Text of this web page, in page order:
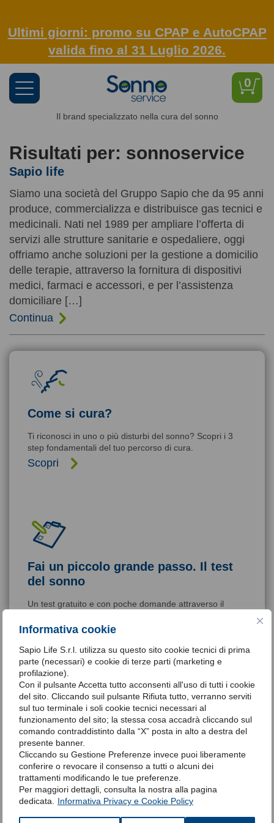
Informativa cookie
Sapio Life S.r.l. utilizza su questo sito cookie tecnici di prima
parte (necessari) e cookie di terze parti (marketing e
profilazione).
Con il pulsante Accetta tutto acconsenti all'uso di tutti i cookie
del sito. Cliccando suil pulsante Rifiuta tutto, verranno serviti
sul tuo terminale i soli cookie tecnici necessari al
funzionamento del sito; la stessa cosa accadrà cliccando sul
comando contraddistinto dalla “X” posta in alto a destra del
presente banner.
Cliccando su Gestione Preferenze invece puoi liberamente
conferire o revocare il consenso a tutti o alcuni dei
trattamenti modificando le tue preferenze.
Per maggiori dettagli, consulta la nostra alla pagina
dedicata.
Informativa Privacy e Cookie Policy
Ultimi giorni: promo su CPAP e AutoCPAP
valida fino al 31 Luglio 2026.
0
Toggle
navigation
Il brand specializzato nella cura del sonno
Risultati per: sonnoservice
Sapio life
Siamo una società del Gruppo Sapio che da 95 anni
produce, commercializza e distribuisce gas tecnici e
medicinali. Nati nel 1989 per ampliare l’offerta di
servizi alle strutture sanitarie e ospedaliere, oggi
offriamo anche soluzioni per la gestione a domicilio
delle terapie, attraverso la fornitura di dispositivi
medici, farmaci e accessori, e per l’assistenza
domiciliare […]
Continua
Come si cura?
Ti riconosci in uno o più disturbi del sonno? Scopri i 3
step fondamentali del tuo percorso di cura.
Scopri
Fai un piccolo grande passo. Il test
del sonno
Un test gratuito e con poche domande attraverso il
momentaneo o una patologia da curare.
Siamo qui per risponderti
Compila il form per richiedere maggiori informazioni e
per avere il supporto di un nostro operatore
specializzato.
Compila il form